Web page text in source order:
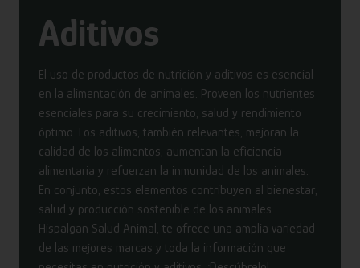
Aditivos
El uso de productos de nutrición y aditivos es esencial
en la alimentación de animales. Proveen los nutrientes
esenciales para su crecimiento, salud y rendimiento
óptimo. Los aditivos, también relevantes, mejoran la
calidad de los alimentos, aumentan la eficiencia
alimentaria y refuerzan la inmunidad de los animales.
En conjunto, estos elementos contribuyen al bienestar,
salud y producción sostenible de los animales.
Hispalgan Salud Animal, te ofrece una amplia variedad
de las mejores marcas y toda la información que